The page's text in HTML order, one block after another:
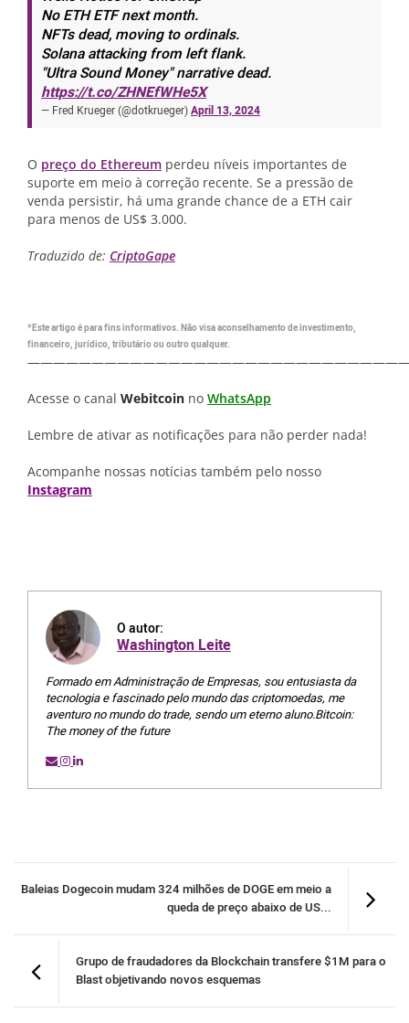
No ETH ETF next month.
NFTs dead, moving to ordinals.
Solana attacking from left flank.
"Ultra Sound Money" narrative dead.
https://t.co/ZHNEfWHe5X
— Fred Krueger (@dotkrueger)April 13, 2024
O preço do Ethereum perdeu níveis importantes de
suporte em meio à correção recente. Se a pressão de
venda persistir, há uma grande chance de a ETH cair
para menos de US$ 3.000.
Traduzido de: CriptoGape
*Este artigo é para fins informativos. Não visa aconselhamento de investimento,
financeiro, jurídico, tributário ou outro qualquer.
Acesse o canal Webitcoin no WhatsApp
Lembre de ativar as notificações para não perder nada!
Acompanhe nossas notícias também pelo nosso
Instagram
O autor:
Washington Leite
Formado em Administração de Empresas, sou entusiasta da
tecnologia e fascinado pelo mundo das criptomoedas, me
aventuro no mundo do trade, sendo um eterno aluno.Bitcoin:
The money of the future
Baleias Dogecoin mudam 324 milhões de DOGE em meio a
queda de preço abaixo de US...
Grupo de fraudadores da Blockchain transfere $1M para o
Blast objetivando novos esquemas